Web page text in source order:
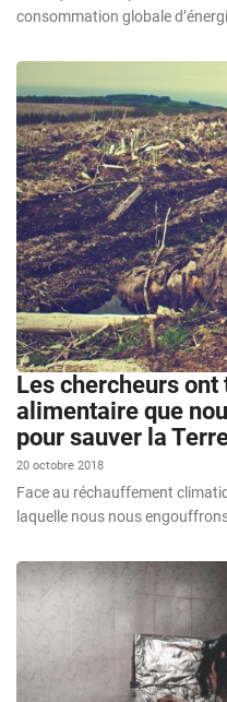
consommation globale
Les chercheurs
alimentaire que
pour sauver la
20 octobre 2018
Face au réchauffement
laquelle nous nous